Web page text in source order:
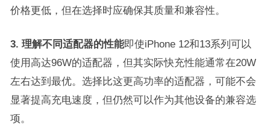
价格更低，但在选择时应确保其质量和兼容性。
3. 理解不同适配器的性能即使iPhone 12和13系列可以
使用高达96W的适配器，但其实际快充性能通常在20W
左右达到最优。选择比这更高功率的适配器，可能不会
显著提高充电速度，但仍然可以作为其他设备的兼容选
项。